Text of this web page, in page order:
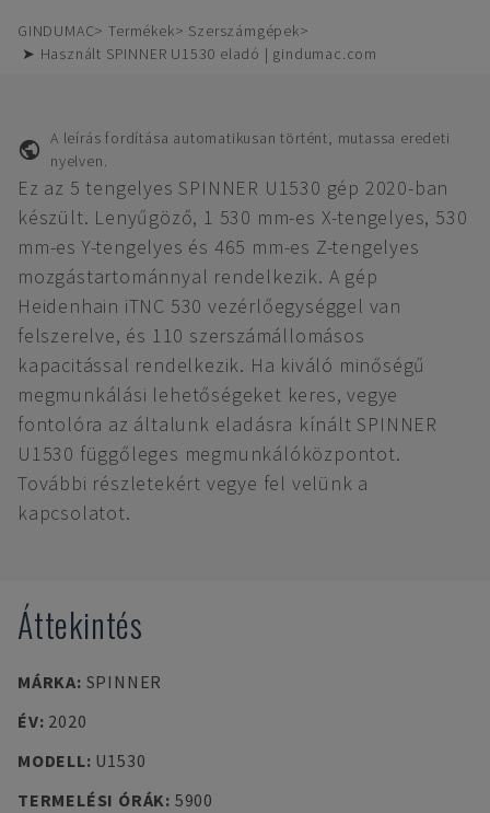
GINDUMAC Termékek
Szerszámgépek
➤ Használt SPINNER U1530 eladó | gindumac.com
A leírás fordítása automatikusan történt, mutassa eredeti
nyelven.
Ez az 5 tengelyes SPINNER U1530 gép 2020-ban
készült. Lenyűgöző, 1 530 mm-es X-tengelyes, 530
mm-es Y-tengelyes és 465 mm-es Z-tengelyes
mozgástartománnyal rendelkezik. A gép
Heidenhain iTNC 530 vezérlőegységgel van
felszerelve, és 110 szerszámállomásos
kapacitással rendelkezik. Ha kiváló minőségű
megmunkálási lehetőségeket keres, vegye
fontolóra az általunk eladásra kínált SPINNER
U1530 függőleges megmunkálóközpontot.
További részletekért vegye fel velünk a
kapcsolatot.
Áttekintés
MÁRKA: SPINNER
ÉV: 2020
MODELL: U1530
TERMELÉSI ÓRÁK: 5900